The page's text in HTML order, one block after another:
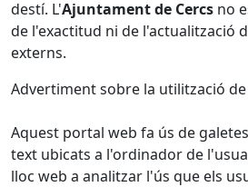
destí. L'Ajuntament de Cercs no
de l'exactitud ni de l'actualització
externs.
Advertiment sobre la utilització
Aquest portal web fa ús de
text ubicats a l'ordinador de
lloc web a analitzar l'ús que els